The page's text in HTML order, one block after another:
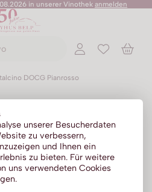
unserer Besucherdaten
zu verbessern,
und Ihnen ein
zu bieten. Für weitere
uns verwendeten Cookies
in unserer Vinothek anmelden
DOCG Pianrosso